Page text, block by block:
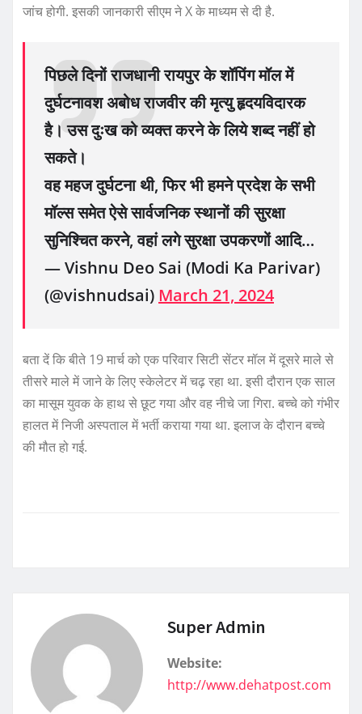
जांच होगी. इसकी जानकारी सीएम ने X के माध्यम से दी है.
पिछले दिनों राजधानी रायपुर के शॉपिंग मॉल में
दुर्घटनावश अबोध राजवीर की मृत्यु हृदयविदारक
है। उस दुःख को व्यक्त करने के लिये शब्द नहीं हो
सकते।
वह महज दुर्घटना थी, फिर भी हमने प्रदेश के सभी
मॉल्स समेत ऐसे सार्वजनिक स्थानों की सुरक्षा
सुनिश्चित करने, वहां लगे सुरक्षा उपकरणों आदि…
— Vishnu Deo Sai (Modi Ka Parivar)
(@vishnudsai) March 21, 2024
बता दें कि बीते 19 मार्च को एक परिवार सिटी सेंटर मॉल में दूसरे माले से
तीसरे माले में जाने के लिए स्केलेटर में चढ़ रहा था. इसी दौरान एक साल
का मासूम युवक के हाथ से छूट गया और वह नीचे जा गिरा. बच्चे को गंभीर
हालत में निजी अस्पताल में भर्ती कराया गया था. इलाज के दौरान बच्चे
की मौत हो गई.
Super Admin
Website:
http://www.dehatpost.com